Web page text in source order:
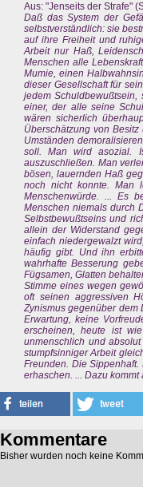
Aus: "Jenseits der Strafe"
Daß das System der
selbstverständlich: sie
auf ihre Freiheit und
Arbeit nur Haß,
Menschen alle
Mumie, einen
dieser Gesellschaft für
jedem
einer, der alle seine
wären sicherlich
Überschätzung von
Umständen
soll. Man wird asozial.
auszuschließen. Man
bösen, lauernden Haß
noch nicht konnte. Man
Menschenwürde. ... Es
Menschen niemals durch
Selbstbewußtseins und
allein der Widerstand
einfach niedergewalzt
häufig gibt. Und ihn
wahrhafte Besserung
Fügsamen, Glatten
Stimme eines wegen
oft seinen aggressiven
Zynismus gegenüber dem
Erwartung, keine
erscheinen, heute ist
unmenschlich und
stumpfsinniger Arbeit
Freunden. Die
erhaschen. ... Dazu
Kommentare
Bisher wurden noch keine